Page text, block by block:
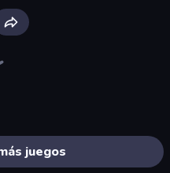
juegos